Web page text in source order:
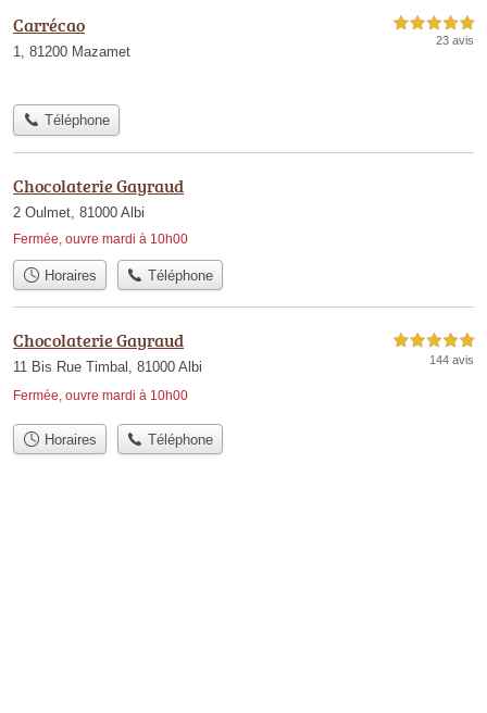
Carrécao
1, 81200 Mazamet
5,0 étoiles sur 5
23 avis
Téléphone
Chocolaterie Gayraud
2 Oulmet, 81000 Albi
Fermée, ouvre mardi à 10h00
Horaires Téléphone
Chocolaterie Gayraud
11 Bis Rue Timbal, 81000 Albi
Fermée, ouvre mardi à 10h00
5,0 étoiles sur 5
144 avis
Horaires Téléphone